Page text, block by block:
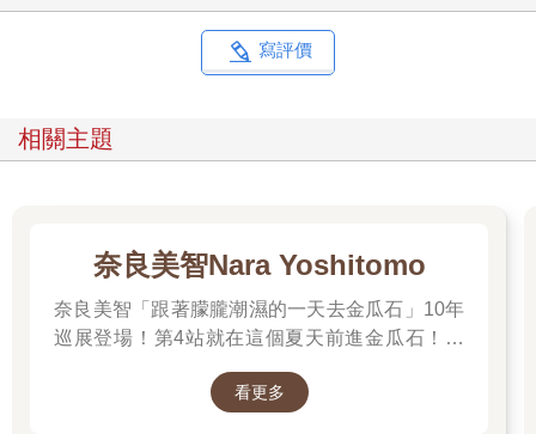
寫評價
相關主題
奈良美智Nara Yoshitomo
奈良美智「跟著朦朧潮濕的一天去金瓜石」10年
巡展登場！第4站就在這個夏天前進金瓜石！展
看更多